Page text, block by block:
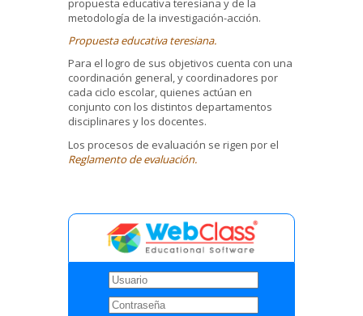
metodología de la investigación-acción.
Propuesta educativa teresiana.
Para el logro de sus objetivos cuenta con una
coordinación general, y coordinadores por
cada ciclo escolar, quienes actúan en
conjunto con los distintos departamentos
disciplinares y los docentes.
Los procesos de evaluación se rigen por el
Reglamento de evaluación.